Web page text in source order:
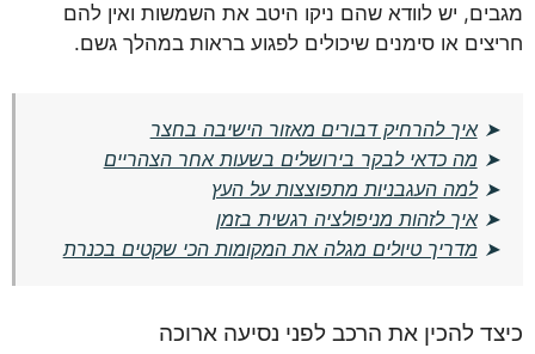
מגבים, יש לוודא שהם ניקו היטב את השמשות ואין להם
חריצים או סימנים שיכולים לפגוע בראות במהלך גשם.
➤איך להרחיק דבורים מאזור הישיבה בחצר
➤ מה כדאי לבקר בירושלים בשעות אחר הצהריים
➤למה העגבניות מתפוצצות על העץ
➤איך לזהות מניפולציה רגשית בזמן
➤ מדריך טיולים מגלה את המקומות הכי שקטים בכנרת
כיצד להכין את הרכב לפני נסיעה ארוכה